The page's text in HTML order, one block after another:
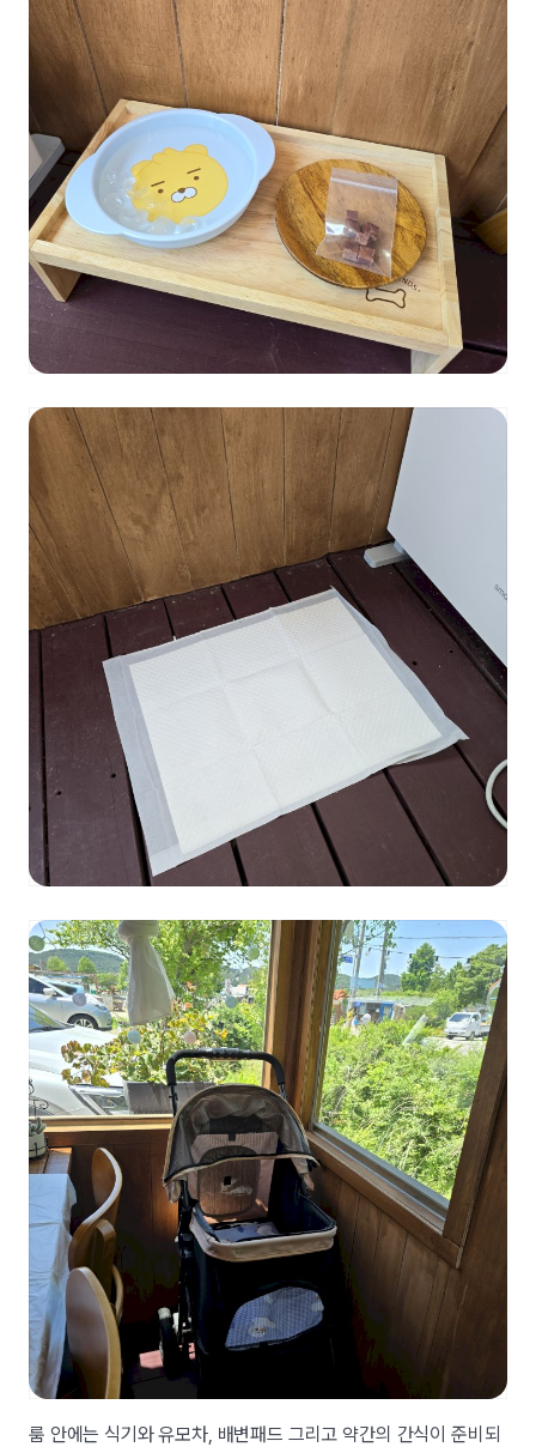
룸 안에는 식기와 유모차, 배변패드 그리고 약간의 간식이 준비되